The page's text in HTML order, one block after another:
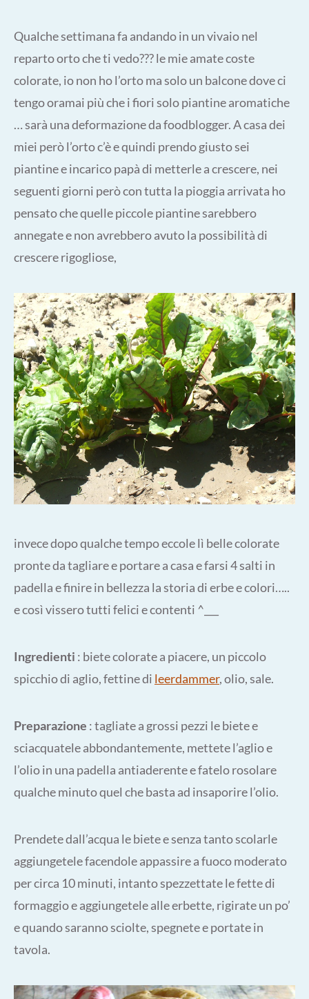
Qualche settimana fa andando in un vivaio nel
reparto orto che ti vedo??? le mie amate coste
colorate, io non ho l’orto ma solo un balcone dove ci
tengo oramai più che i fiori solo piantine aromatiche
… sarà una deformazione da foodblogger. A casa dei
miei però l’orto c’è e quindi prendo giusto sei
piantine e incarico papà di metterle a crescere, nei
seguenti giorni però con tutta la pioggia arrivata ho
pensato che quelle piccole piantine sarebbero
annegate e non avrebbero avuto la possibilità di
crescere rigogliose,
invece dopo qualche tempo eccole lì belle colorate
pronte da tagliare e portare a casa e farsi 4 salti in
padella e finire in bellezza la storia di erbe e colori…..
e così vissero tutti felici e contenti ^___
Ingredienti : biete colorate a piacere, un piccolo
spicchio di aglio, fettine di leerdammer, olio, sale.
Preparazione : tagliate a grossi pezzi le biete e
sciacquatele abbondantemente, mettete l’aglio e
l’olio in una padella antiaderente e fatelo rosolare
qualche minuto quel che basta ad insaporire l’olio.
Prendete dall’acqua le biete e senza tanto scolarle
aggiungetele facendole appassire a fuoco moderato
per circa 10 minuti, intanto spezzettate le fette di
formaggio e aggiungetele alle erbette, rigirate un po’
e quando saranno sciolte, spegnete e portate in
tavola.